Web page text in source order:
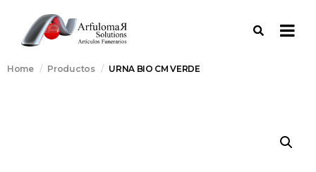
Home Productos URNA BIO CM VERDE